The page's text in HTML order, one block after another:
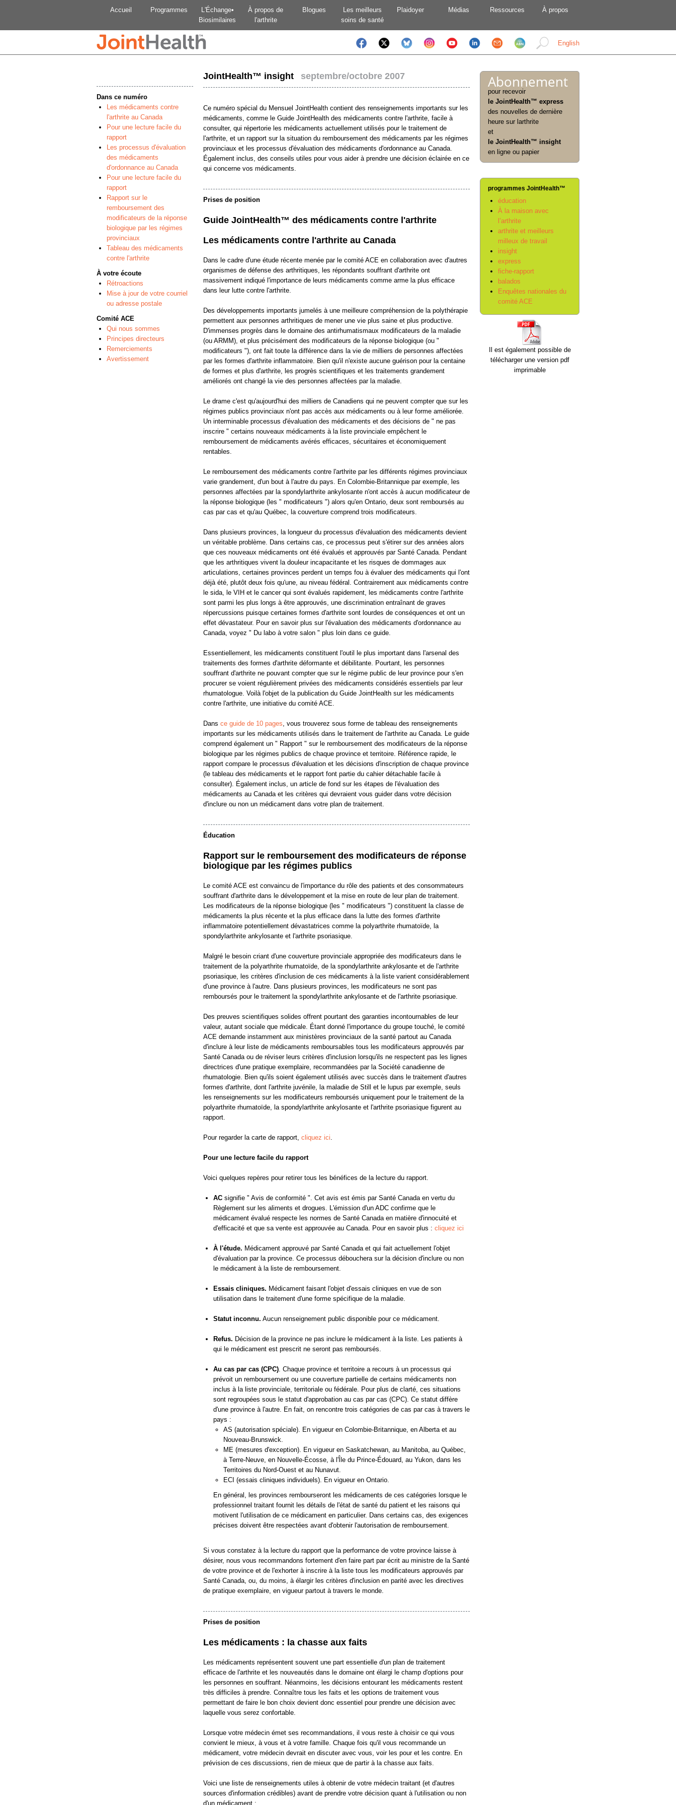
Accueil Programmes
L'Échange•
Biosimilaires
À propos de
l'arthrite
Blogues
Les meilleurs
soins de santé
Plaidoyer Médias Ressources À propos
English
Dans ce numéro
Les médicaments contre
l'arthrite au Canada
Pour une lecture facile du
rapport
Les processus d'évaluation
des médicaments
d'ordonnance au Canada
Pour une lecture facile du
rapport
Rapport sur le
remboursement des
modificateurs de la réponse
biologique par les régimes
provinciaux
Tableau des médicaments
contre l'arthrite
À votre écoute
Rétroactions
Mise à jour de votre courriel
ou adresse postale
Comité ACE
Qui nous sommes
Principes directeurs
Remerciements
Avertissement
JointHealth™ insight septembre/octobre 2007
Ce numéro spécial du Mensuel JointHealth contient des renseignements importants sur les
médicaments, comme le Guide JointHealth des médicaments contre l'arthrite, facile à
consulter, qui répertorie les médicaments actuellement utilisés pour le traitement de
l'arthrite, et un rapport sur la situation du remboursement des médicaments par les régimes
provinciaux et les processus d'évaluation des médicaments d'ordonnance au Canada.
Également inclus, des conseils utiles pour vous aider à prendre une décision éclairée en ce
qui concerne vos médicaments.
Prises de position
Guide JointHealth™ des médicaments contre l'arthrite
Les médicaments contre l'arthrite au Canada
Dans le cadre d'une étude récente menée par le comité ACE en collaboration avec d'autres
organismes de défense des arthritiques, les répondants souffrant d'arthrite ont
massivement indiqué l'importance de leurs médicaments comme arme la plus efficace
dans leur lutte contre l'arthrite.
Des développements importants jumelés à une meilleure compréhension de la polythérapie
permettent aux personnes arthritiques de mener une vie plus saine et plus productive.
D'immenses progrès dans le domaine des antirhumatismaux modificateurs de la maladie
(ou ARMM), et plus précisément des modificateurs de la réponse biologique (ou "
modificateurs "), ont fait toute la différence dans la vie de milliers de personnes affectées
par les formes d'arthrite inflammatoire. Bien qu'il n'existe aucune guérison pour la centaine
de formes et plus d'arthrite, les progrès scientifiques et les traitements grandement
améliorés ont changé la vie des personnes affectées par la maladie.
Le drame c'est qu'aujourd'hui des milliers de Canadiens qui ne peuvent compter que sur les
régimes publics provinciaux n'ont pas accès aux médicaments ou à leur forme améliorée.
Un interminable processus d'évaluation des médicaments et des décisions de " ne pas
inscrire " certains nouveaux médicaments à la liste provinciale empêchent le
remboursement de médicaments avérés efficaces, sécuritaires et économiquement
rentables.
Le remboursement des médicaments contre l'arthrite par les différents régimes provinciaux
varie grandement, d'un bout à l'autre du pays. En Colombie-Britannique par exemple, les
personnes affectées par la spondylarthrite ankylosante n'ont accès à aucun modificateur de
la réponse biologique (les " modificateurs ") alors qu'en Ontario, deux sont remboursés au
cas par cas et qu'au Québec, la couverture comprend trois modificateurs.
Dans plusieurs provinces, la longueur du processus d'évaluation des médicaments devient
un véritable problème. Dans certains cas, ce processus peut s'étirer sur des années alors
que ces nouveaux médicaments ont été évalués et approuvés par Santé Canada. Pendant
que les arthritiques vivent la douleur incapacitante et les risques de dommages aux
articulations, certaines provinces perdent un temps fou à évaluer des médicaments qui l'ont
déjà été, plutôt deux fois qu'une, au niveau fédéral. Contrairement aux médicaments contre
le sida, le VIH et le cancer qui sont évalués rapidement, les médicaments contre l'arthrite
sont parmi les plus longs à être approuvés, une discrimination entraînant de graves
répercussions puisque certaines formes d'arthrite sont lourdes de conséquences et ont un
effet dévastateur. Pour en savoir plus sur l'évaluation des médicaments d'ordonnance au
Canada, voyez " Du labo à votre salon " plus loin dans ce guide.
Essentiellement, les médicaments constituent l'outil le plus important dans l'arsenal des
traitements des formes d'arthrite déformante et débilitante. Pourtant, les personnes
souffrant d'arthrite ne pouvant compter que sur le régime public de leur province pour s'en
procurer se voient régulièrement privées des médicaments considérés essentiels par leur
rhumatologue. Voilà l'objet de la publication du Guide JointHealth sur les médicaments
contre l'arthrite, une initiative du comité ACE.
Dans ce guide de 10 pages, vous trouverez sous forme de tableau des renseignements
importants sur les médicaments utilisés dans le traitement de l'arthrite au Canada. Le guide
comprend également un " Rapport " sur le remboursement des modificateurs de la réponse
biologique par les régimes publics de chaque province et territoire. Référence rapide, le
rapport compare le processus d'évaluation et les décisions d'inscription de chaque province
(le tableau des médicaments et le rapport font partie du cahier détachable facile à
consulter). Également inclus, un article de fond sur les étapes de l'évaluation des
médicaments au Canada et les critères qui devraient vous guider dans votre décision
d'inclure ou non un médicament dans votre plan de traitement.
Éducation
Rapport sur le remboursement des modificateurs de réponse
biologique par les régimes publics
Le comité ACE est convaincu de l'importance du rôle des patients et des consommateurs
souffrant d'arthrite dans le développement et la mise en route de leur plan de traitement.
Les modificateurs de la réponse biologique (les " modificateurs ") constituent la classe de
médicaments la plus récente et la plus efficace dans la lutte des formes d'arthrite
inflammatoire potentiellement dévastatrices comme la polyarthrite rhumatoïde, la
spondylarthrite ankylosante et l'arthrite psoriasique.
Malgré le besoin criant d'une couverture provinciale appropriée des modificateurs dans le
traitement de la polyarthrite rhumatoïde, de la spondylarthrite ankylosante et de l'arthrite
psoriasique, les critères d'inclusion de ces médicaments à la liste varient considérablement
d'une province à l'autre. Dans plusieurs provinces, les modificateurs ne sont pas
remboursés pour le traitement la spondylarthrite ankylosante et de l'arthrite psoriasique.
Des preuves scientifiques solides offrent pourtant des garanties incontournables de leur
valeur, autant sociale que médicale. Étant donné l'importance du groupe touché, le comité
ACE demande instamment aux ministères provinciaux de la santé partout au Canada
d'inclure à leur liste de médicaments remboursables tous les modificateurs approuvés par
Santé Canada ou de réviser leurs critères d'inclusion lorsqu'ils ne respectent pas les lignes
directrices d'une pratique exemplaire, recommandées par la Société canadienne de
rhumatologie. Bien qu'ils soient également utilisés avec succès dans le traitement d'autres
formes d'arthrite, dont l'arthrite juvénile, la maladie de Still et le lupus par exemple, seuls
les renseignements sur les modificateurs remboursés uniquement pour le traitement de la
polyarthrite rhumatoïde, la spondylarthrite ankylosante et l'arthrite psoriasique figurent au
rapport.
Pour regarder la carte de rapport, cliquez ici.
Pour une lecture facile du rapport
Voici quelques repères pour retirer tous les bénéfices de la lecture du rapport.
AC signifie " Avis de conformité ". Cet avis est émis par Santé Canada en vertu du
Règlement sur les aliments et drogues. L'émission d'un ADC confirme que le
médicament évalué respecte les normes de Santé Canada en matière d'innocuité et
d'efficacité et que sa vente est approuvée au Canada. Pour en savoir plus : cliquez ici
À l'étude. Médicament approuvé par Santé Canada et qui fait actuellement l'objet
d'évaluation par la province. Ce processus débouchera sur la décision d'inclure ou non
le médicament à la liste de remboursement.
Essais cliniques. Médicament faisant l'objet d'essais cliniques en vue de son
utilisation dans le traitement d'une forme spécifique de la maladie.
Statut inconnu. Aucun renseignement public disponible pour ce médicament.
Refus. Décision de la province ne pas inclure le médicament à la liste. Les patients à
qui le médicament est prescrit ne seront pas remboursés.
Au cas par cas (CPC). Chaque province et territoire a recours à un processus qui
prévoit un remboursement ou une couverture partielle de certains médicaments non
inclus à la liste provinciale, territoriale ou fédérale. Pour plus de clarté, ces situations
sont regroupées sous le statut d'approbation au cas par cas (CPC). Ce statut diffère
d'une province à l'autre. En fait, on rencontre trois catégories de cas par cas à travers le
pays :
AS (autorisation spéciale). En vigueur en Colombie-Britannique, en Alberta et au
Nouveau-Brunswick.
ME (mesures d'exception). En vigueur en Saskatchewan, au Manitoba, au Québec,
à Terre-Neuve, en Nouvelle-Écosse, à l'Île du Prince-Édouard, au Yukon, dans les
Territoires du Nord-Ouest et au Nunavut.
ECI (essais cliniques individuels). En vigueur en Ontario.
En général, les provinces rembourseront les médicaments de ces catégories lorsque le
professionnel traitant fournit les détails de l'état de santé du patient et les raisons qui
motivent l'utilisation de ce médicament en particulier. Dans certains cas, des exigences
précises doivent être respectées avant d'obtenir l'autorisation de remboursement.
Si vous constatez à la lecture du rapport que la performance de votre province laisse à
désirer, nous vous recommandons fortement d'en faire part par écrit au ministre de la Santé
de votre province et de l'exhorter à inscrire à la liste tous les modificateurs approuvés par
Santé Canada, ou, du moins, à élargir les critères d'inclusion en parité avec les directives
de pratique exemplaire, en vigueur partout à travers le monde.
Prises de position
Les médicaments : la chasse aux faits
Les médicaments représentent souvent une part essentielle d'un plan de traitement
efficace de l'arthrite et les nouveautés dans le domaine ont élargi le champ d'options pour
les personnes en souffrant. Néanmoins, les décisions entourant les médicaments restent
très difficiles à prendre. Connaître tous les faits et les options de traitement vous
permettant de faire le bon choix devient donc essentiel pour prendre une décision avec
laquelle vous serez confortable.
Lorsque votre médecin émet ses recommandations, il vous reste à choisir ce qui vous
convient le mieux, à vous et à votre famille. Chaque fois qu'il vous recommande un
médicament, votre médecin devrait en discuter avec vous, voir les pour et les contre. En
prévision de ces discussions, rien de mieux que de partir à la chasse aux faits.
Voici une liste de renseignements utiles à obtenir de votre médecin traitant (et d'autres
sources d'information crédibles) avant de prendre votre décision quant à l'utilisation ou non
d'un médicament :
Abonnement
pour recevoir
le JointHealth™ express
des nouvelles de dernière
heure sur larthrite
et
le JointHealth™ insight
en ligne ou papier
programmes JointHealth™
éducation
À la maison avec
l’arthrite
arthrite et meilleurs
milleux de travail
insight
express
fiche-rapport
balados
Enquêtes nationales du
comité ACE
Il est également possible de
télécharger une version pdf
imprimable